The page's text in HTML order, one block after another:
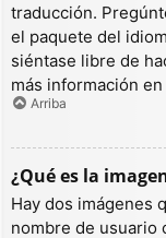
traducción.
el paquete del
siéntase libre de
más información
Arriba
¿Qué es la
Hay dos imágenes
nombre de usuario